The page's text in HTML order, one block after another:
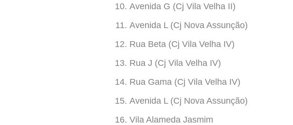
Avenida G (Cj Vila Velha II)
Avenida L (Cj Nova Assunção)
Rua Beta (Cj Vila Velha IV)
Rua J (Cj Vila Velha IV)
Rua Gama (Cj Vila Velha IV)
Avenida L (Cj Nova Assunção)
Vila Alameda Jasmim